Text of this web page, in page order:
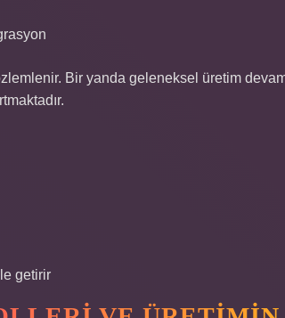
Bir yanda geleneksel üretim
getirir